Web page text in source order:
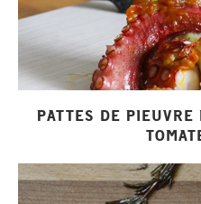
PATTES DE PIEUVRE